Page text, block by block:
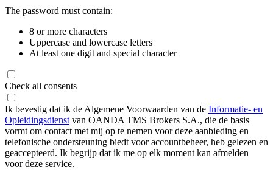
The password must contain:
8 or more characters
Uppercase and lowercase letters
At least one digit and special character
Check all consents
Ik bevestig dat ik de Algemene Voorwaarden van de Informatie- en
Opleidingsdienst van OANDA TMS Brokers S.A., die de basis
vormt om contact met mij op te nemen voor deze aanbieding en
telefonische ondersteuning biedt voor accountbeheer, heb gelezen en
geaccepteerd. Ik begrijp dat ik me op elk moment kan afmelden
voor deze service.